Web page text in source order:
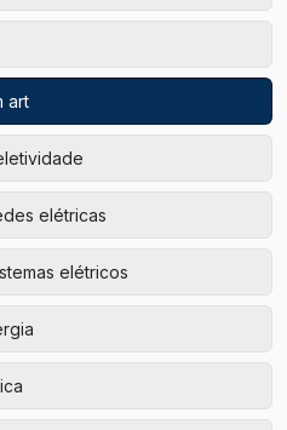
art
elétricas
elétricos